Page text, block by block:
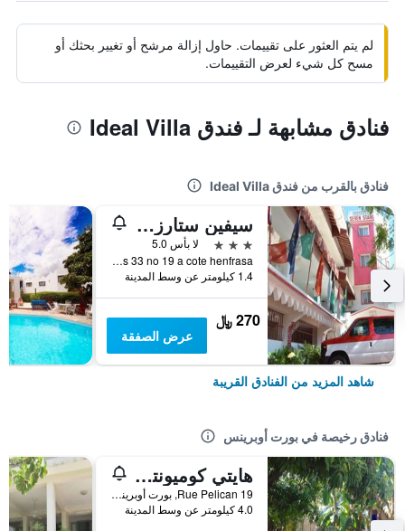
لم يتم العثور على تقييمات. حاول إزالة مرشح أو تغيير بحثك أو
مسح كل شيء لعرض التقييمات.
فنادق مشابهة لـ فندق Ideal Villa
فنادق بالقرب من فندق Ideal Villa
سيفين ستارز هوتل
3 نجوم
لا بأس 5.0
Delmas 33 no 19 a cote henfrasa, بورت أوبرينس, هايتي
1.4 كيلومتر عن وسط المدينة
270 ﷼
عرض الصفقة
شاهد المزيد من الفنادق القريبة
فنادق رخيصة في بورت أوبرينس
هايتي كوميونتيري
19 Rue Pelican, بورت أوبرينس, هايتي
4.0 كيلومتر عن وسط المدينة